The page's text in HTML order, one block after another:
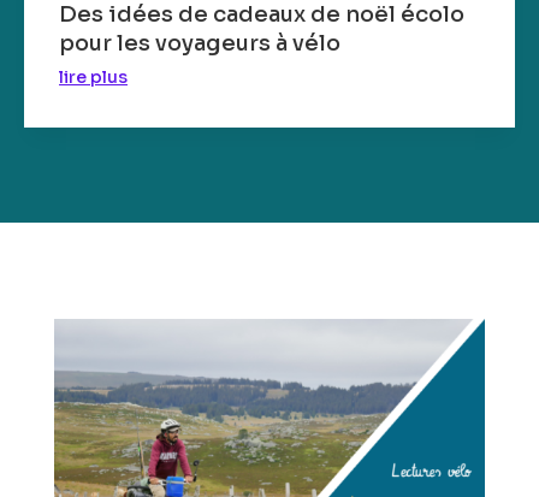
Des idées de cadeaux de noël écolo
pour les voyageurs à vélo
lire plus